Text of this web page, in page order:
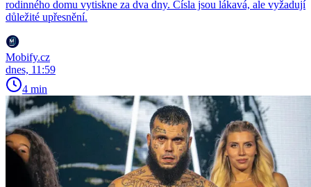
rodinného domu vytiskne za dva dny. Čísla jsou lákavá, ale vyžadují
důležité upřesnění.
Mobify.cz
dnes, 11:59
4 min